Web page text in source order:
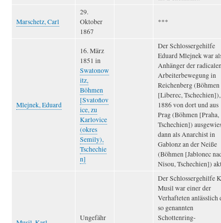
Marschetz, Carl
29.
Oktober
1867
***
Mlejnek, Eduard
16. März
1851 in
Swatonow
itz,
Böhmen
[Svatoňov
ice, zu
Karlovice
(okres
Semily),
Tschechie
n]
Der Schlossergehilfe
Eduard Mlejnek war
Anhänger der
Arbeiterbewegung in
Reichenberg (Böhmen
[Liberec, Tschechien]),
1886 von dort und aus
Prag (Böhmen [Praha,
Tschechien])
dann als Anarchist in
Gablonz an der Neiße
(Böhmen [Jablonec
Nisou, Tschechien])
Ungefähr
Der Schlossergehilfe
Musil war einer der
Verhafteten anlässlich
so genannten
Schottenring-